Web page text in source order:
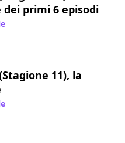
dei primi 6 episodi
11), la